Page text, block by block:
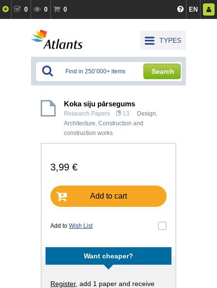
0 0 0 EN
TYPES
Search
Koka siju pārsegums
Research Papers 13
Design,
Architecture, Construction and
construction works
3,99 €
Add to cart
Add to Wish List
Want cheaper?
Register, add 1 paper and receive